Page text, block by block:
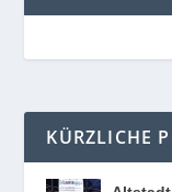
KÜRZLICHE